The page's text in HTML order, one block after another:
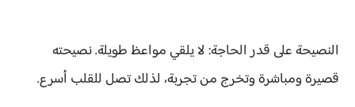
النصيحة على قدر الحاجة: لا يلقي مواعظ طويلة. نصيحته
قصيرة ومباشرة وتخرج من تجربة، لذلك تصل للقلب أسرع.